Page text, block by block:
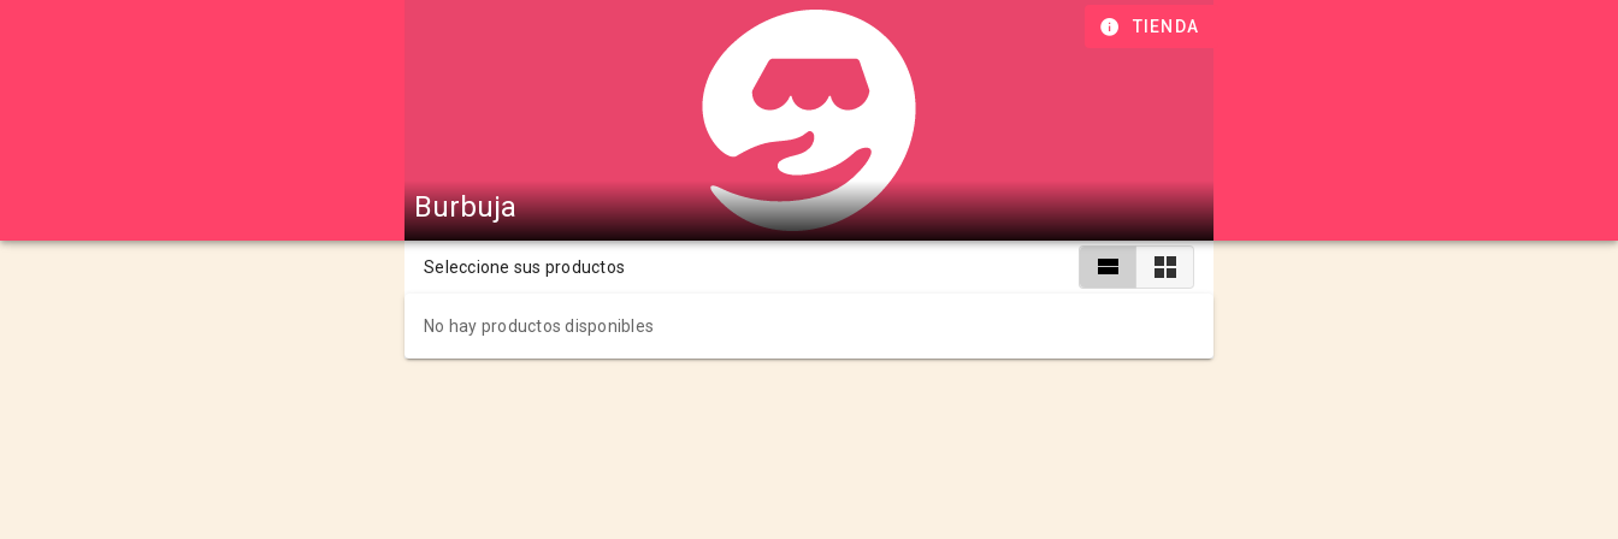
Burbuja
TIENDA
Seleccione sus productos
No hay productos disponibles